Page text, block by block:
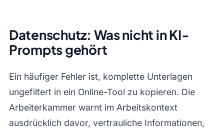
Datenschutz: Was nicht in KI-
Prompts gehört
Ein häufiger Fehler ist, komplette Unterlagen
ungefiltert in ein Online-Tool zu kopieren. Die
Arbeiterkammer warnt im Arbeitskontext
ausdrücklich davor, vertrauliche Informationen,